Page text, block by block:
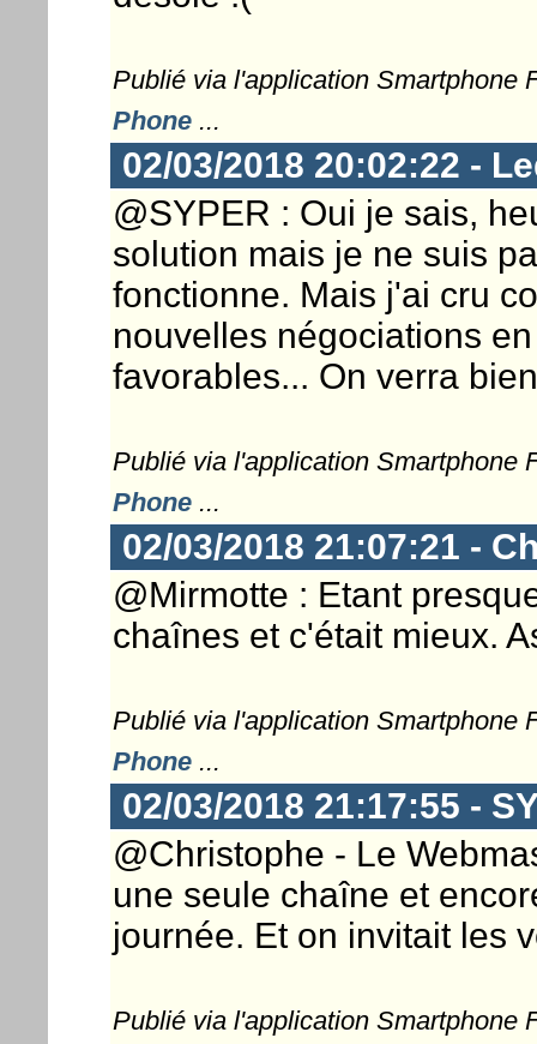
Publié via l'application Smartphone
Phone...
02/03/2018 20:02:22 -
@SYPER : Oui je sais,
solution mais je ne suis
fonctionne. Mais j'ai cru
nouvelles négociations
favorables... On verra bien
Publié via l'application Smartphone
Phone...
02/03/2018 21:07:21 -
@Mirmotte : Etant
chaînes et c'était mieux.
Publié via l'application Smartphone
Phone...
02/03/2018 21:17:55 -
@Christophe - Le
une seule chaîne et
journée. Et on invitait les
Publié via l'application Smartphone